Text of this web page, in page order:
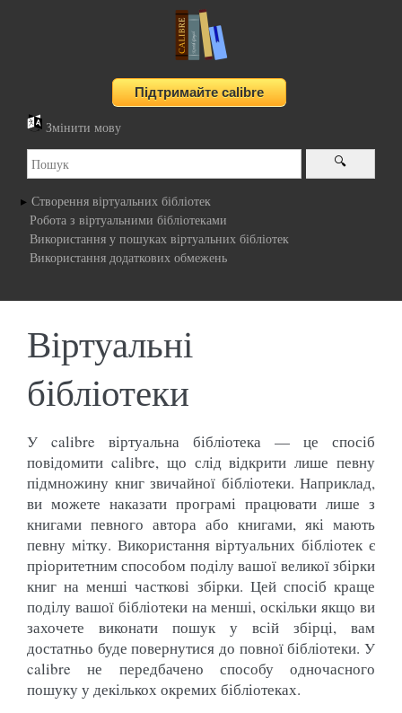
Змінити мову
Створення віртуальних бібліотек
Робота з віртуальними бібліотеками
Використання у пошуках віртуальних бібліотек
Використання додаткових обмежень
Віртуальні
бібліотеки
У calibre віртуальна бібліотека — це спосіб
повідомити calibre, що слід відкрити лише певну
підмножину книг звичайної бібліотеки. Наприклад,
ви можете наказати програмі працювати лише з
книгами певного автора або книгами, які мають
певну мітку. Використання віртуальних бібліотек є
пріоритетним способом поділу вашої великої збірки
книг на менші часткові збірки. Цей спосіб краще
поділу вашої бібліотеки на менші, оскільки якщо ви
захочете виконати пошук у всій збірці, вам
достатньо буде повернутися до повної бібліотеки. У
calibre не передбачено способу одночасного
пошуку у декількох окремих бібліотеках.